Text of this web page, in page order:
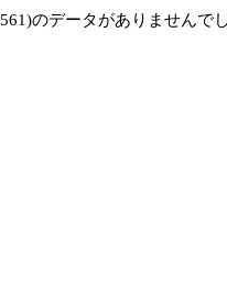
のデータがありませんで